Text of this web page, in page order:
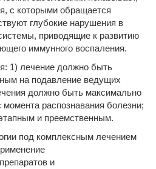
с которыми обращается
глубокие нарушения в
приводящие к развитию
иммунного воспаления.
1) лечение должно быть
на подавление ведущих
должно быть максимально
момента распознавания болезни;
и преемственным.
под комплексным лечением
и